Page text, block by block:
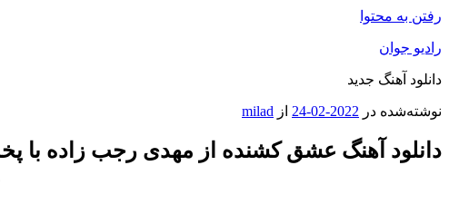
رفتن به محتوا
رادیو جوان
دانلود آهنگ جدید
نوشته‌شده در 2022-02-24 از milad
دانلود آهنگ عشق کشنده از مهدی رجب زاده با